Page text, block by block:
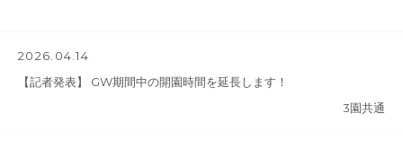
2026.04.14
【記者発表】 GW期間中の開園時間を延長します！
3園共通